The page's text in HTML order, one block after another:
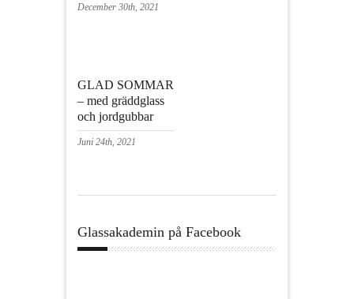
December 30th, 2021
GLAD SOMMAR
– med gräddglass
och jordgubbar
Juni 24th, 2021
Glassakademin på Facebook